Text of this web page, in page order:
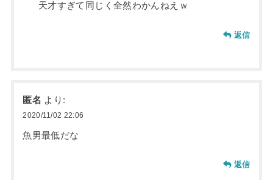
天才すぎて同じく全然わかんねえｗ
返信
匿名 より:
2020/11/02 22:06
魚男最低だな
返信